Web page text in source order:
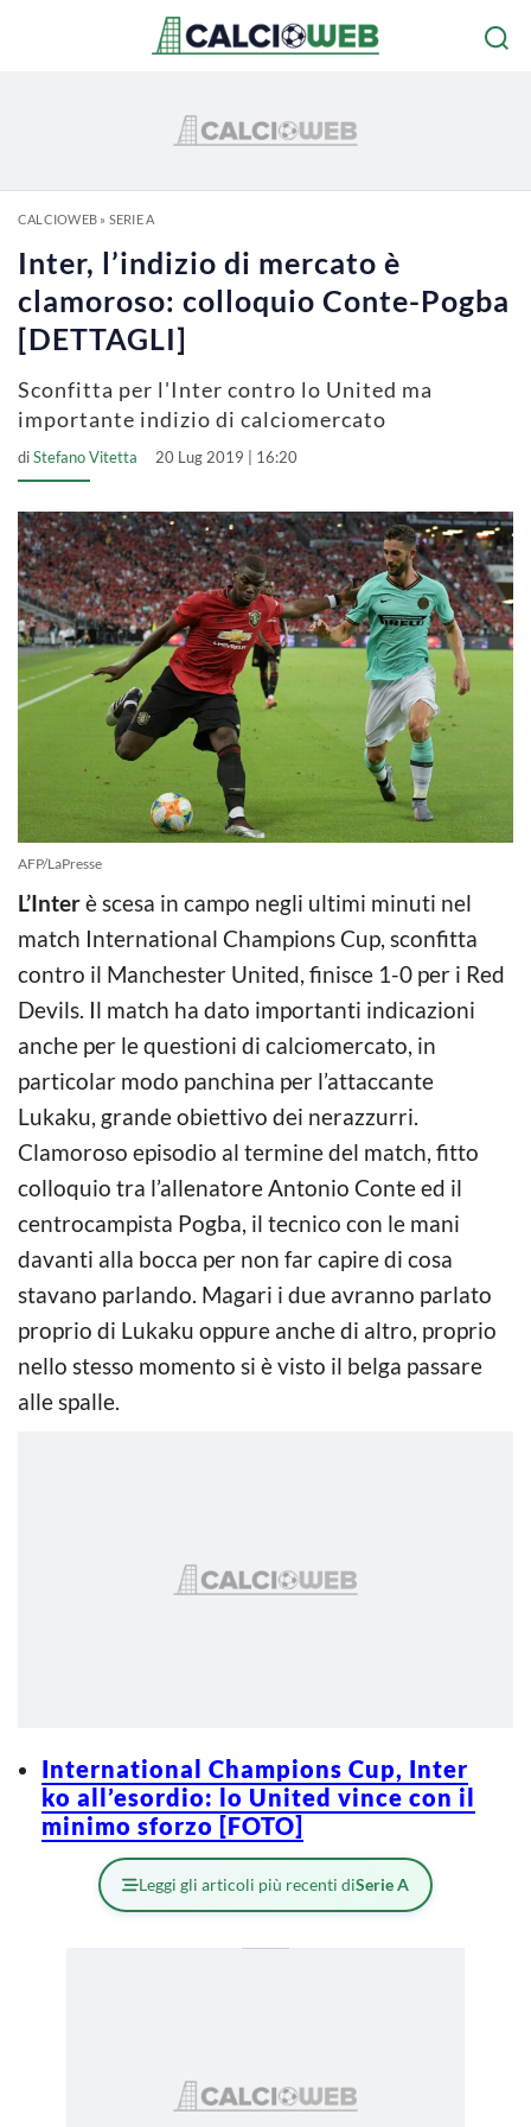
CALCIOWEB» SERIE A
Inter, l’indizio di mercato è
clamoroso: colloquio Conte-Pogba
[DETTAGLI]
Sconfitta per l'Inter contro lo United ma
importante indizio di calciomercato
diStefano Vitetta 20 Lug 2019 | 16:20
AFP/LaPresse
L’Interè scesa in campo negli ultimi minuti nel
match International Champions Cup, sconfitta
contro il Manchester United, finisce 1-0 per i Red
Devils. Il match ha dato importanti indicazioni
anche per le questioni di calciomercato, in
particolar modo panchina per l’attaccante
Lukaku, grande obiettivo dei nerazzurri.
Clamoroso episodio al termine del match, fitto
colloquio tra l’allenatore Antonio Conte ed il
centrocampista Pogba, il tecnico con le mani
davanti alla bocca per non far capire di cosa
stavano parlando. Magari i due avranno parlato
proprio di Lukaku oppure anche di altro, proprio
nello stesso momento si è visto il belga passare
alle spalle.
International Champions Cup, Inter
ko all’esordio: lo United vince con il
minimo sforzo [FOTO]
Leggi gli articoli più recenti diSerie A